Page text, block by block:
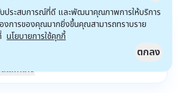
แพ็กเกจ
บประสบการณ์ที่ดี และพัฒนาคุณภาพการให้บริการ
งการของคุณมากยิ่งขึ้นคุณสามารถทราบราย
นโยบายการใช้คุกกี้
ตกลง